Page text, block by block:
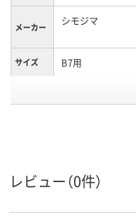
メーカー シモジマ
サイズ B7用
ン、LDPE（ツルツ
商品環境
レビュー（0件）